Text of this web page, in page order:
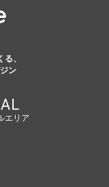
、
ン
エリア